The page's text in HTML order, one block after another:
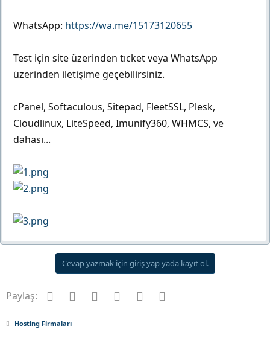
WhatsApp: https://wa.me/15173120655
Test için site üzerinden tıcket veya WhatsApp
üzerinden iletişime geçebilirsiniz.
cPanel, Softaculous, Sitepad, FleetSSL, Plesk,
Cloudlinux, LiteSpeed, Imunify360, WHMCS, ve
dahası...
Cevap yazmak için giriş yap yada kayıt ol.
Paylaş: Facebook
Twitter Pinterest
Tumblr WhatsApp
Hosting Firmaları